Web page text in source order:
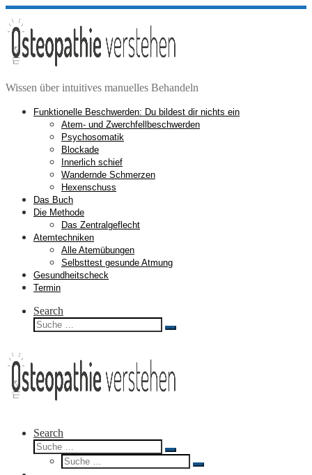
Zum
Inhalt
springen
Wissen über intuitives manuelles Behandeln
Funktionelle Beschwerden: Du bildest dir nichts ein
Atem- und Zwerchfellbeschwerden
Psychosomatik
Blockade
Innerlich schief
Wandernde Schmerzen
Hexenschuss
Das Buch
Die Methode
Das Zentralgeflecht
Atemtechniken
Alle Atemübungen
Selbsttest gesunde Atmung
Gesundheitscheck
Termin
Search
Suche
Suche
Search
Suche
Suche
…
Suche
Suche